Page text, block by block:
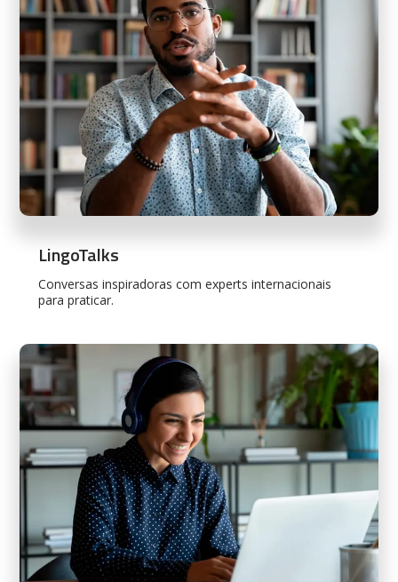
LingoTalks
Conversas inspiradoras com experts internacionais
para praticar.